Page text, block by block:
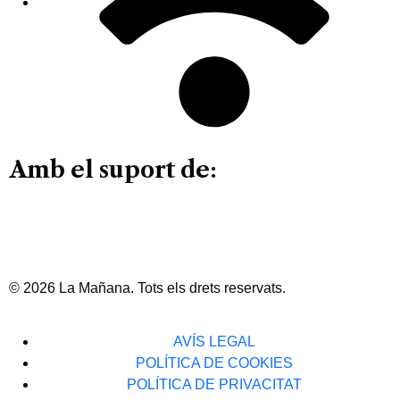
Amb el suport de:
© 2026 La Mañana. Tots els drets reservats.
AVÍS LEGAL
POLÍTICA DE COOKIES
POLÍTICA DE PRIVACITAT